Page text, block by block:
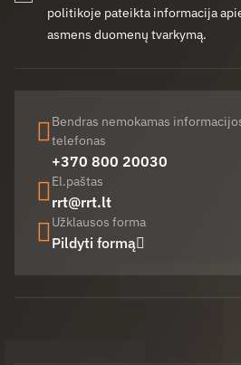
politikoje pateikta informacija
asmens duomenų tvarkymą.
Bendras nemokamas
telefonas
+370 800 20030
El.paštas
rrt@rrt.lt
Užklausos forma
Pildyti formą